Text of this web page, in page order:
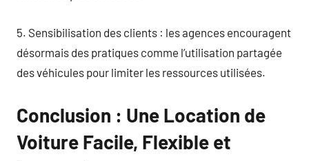
5. Sensibilisation des clients : les agences encouragent
désormais des pratiques comme l’utilisation partagée
des véhicules pour limiter les ressources utilisées.
Conclusion : Une Location de
Voiture Facile, Flexible et